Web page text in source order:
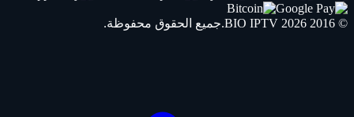
© 2016 2026
BIO IPTV .جميع الحقوق محفوظة.